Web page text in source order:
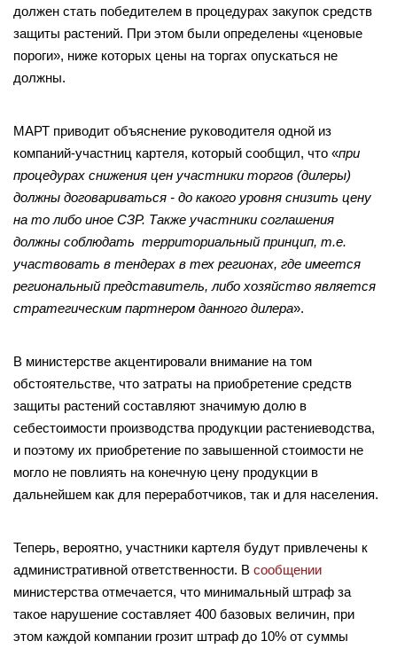
должен стать победителем в процедурах закупок средств
защиты растений. При этом были определены «ценовые
пороги», ниже которых цены на торгах опускаться не
должны.
МАРТ приводит объяснение руководителя одной из
компаний-участниц картеля, который сообщил, что «при
процедурах снижения цен участники торгов (дилеры)
должны договариваться - до какого уровня снизить цену
на то либо иное СЗР. Также участники соглашения
должны соблюдать территориальный принцип, т.е.
участвовать в тендерах в тех регионах, где имеется
региональный представитель, либо хозяйство является
стратегическим партнером данного дилера».
В министерстве акцентировали внимание на том
обстоятельстве, что затраты на приобретение средств
защиты растений составляют значимую долю в
себестоимости производства продукции растениеводства,
и поэтому их приобретение по завышенной стоимости не
могло не повлиять на конечную цену продукции в
дальнейшем как для переработчиков, так и для населения.
Теперь, вероятно, участники картеля будут привлечены к
административной ответственности. В сообщении
министерства отмечается, что минимальный штраф за
такое нарушение составляет 400 базовых величин, при
этом каждой компании грозит штраф до 10% от суммы